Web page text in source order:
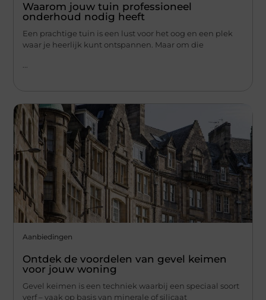
Waarom jouw tuin professioneel
onderhoud nodig heeft
Een prachtige tuin is een lust voor het oog en een plek
waar je heerlijk kunt ontspannen. Maar om die
Aanbiedingen
Ontdek de voordelen van gevel keimen
voor jouw woning
Gevel keimen is een techniek waarbij een speciaal soort
verf – vaak op basis van minerale of silicaat